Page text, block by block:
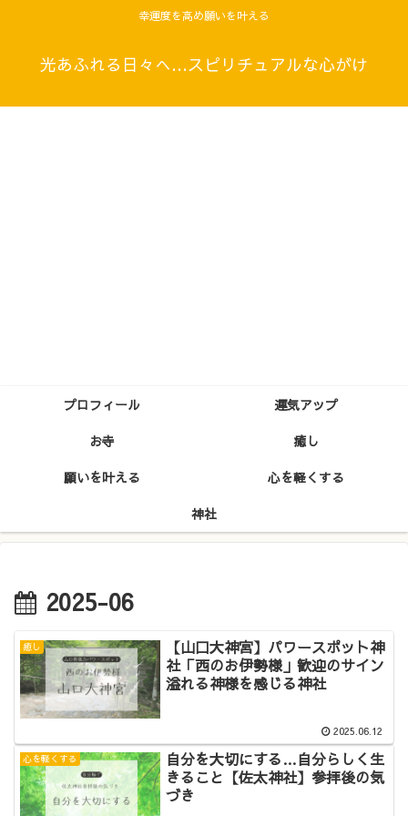
幸運度を高め願いを叶える
光あふれる日々へ…スピリチュアルな心がけ
プロフィール
運気アップ
お寺
癒し
願いを叶える
心を軽くする
神社
2025-06
癒し
【山口大神宮】パワースポット神
社「西のお伊勢様」歓迎のサイン
溢れる神様を感じる神社
2025.06.12
心を軽くする
自分を大切にする…自分らしく生
きること【佐太神社】参拝後の気
づき